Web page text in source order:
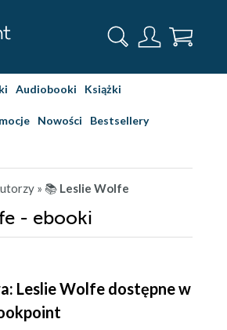
Audiobooki Książki
Nowości Bestsellery
» 📚 Leslie Wolfe
- ebooki
Leslie Wolfe dostępne w